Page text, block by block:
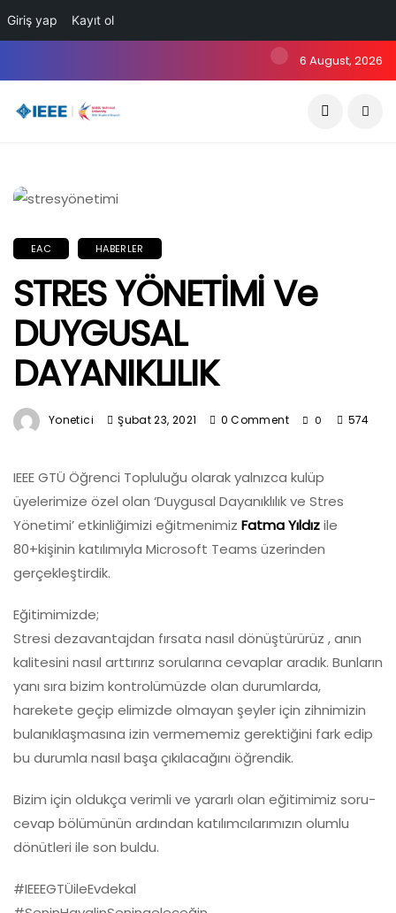
6 August, 2026
EAC HABERLER
STRES YÖNETİMİ Ve
DUYGUSAL
DAYANIKLILIK
Yonetici Şubat 23, 2021 0 Comment 0 574
IEEE GTÜ Öğrenci Topluluğu olarak yalnızca kulüp
üyelerimize özel olan ‘Duygusal Dayanıklılık ve Stres
Yönetimi’ etkinliğimizi eğitmenimiz Fatma Yıldızile
80+kişinin katılımıyla Microsoft Teams üzerinden
gerçekleştirdik.
Eğitimimizde;
Stresi dezavantajdan fırsata nasıl dönüştürürüz , anın
kalitesini nasıl arttırırız sorularına cevaplar aradık. Bunların
yanı sıra bizim kontrolümüzde olan durumlarda,
harekete geçip elimizde olmayan şeyler için zihnimizin
bulanıklaşmasına izin vermememiz gerektiğini fark edip
bu durumla nasıl başa çıkılacağını öğrendik.
Bizim için oldukça verimli ve yararlı olan eğitimimiz soru-
cevap bölümünün ardından katılımcılarımızın olumlu
dönütleri ile son buldu.
#IEEEGTÜileEvdekal
Giriş yap Kayıt ol